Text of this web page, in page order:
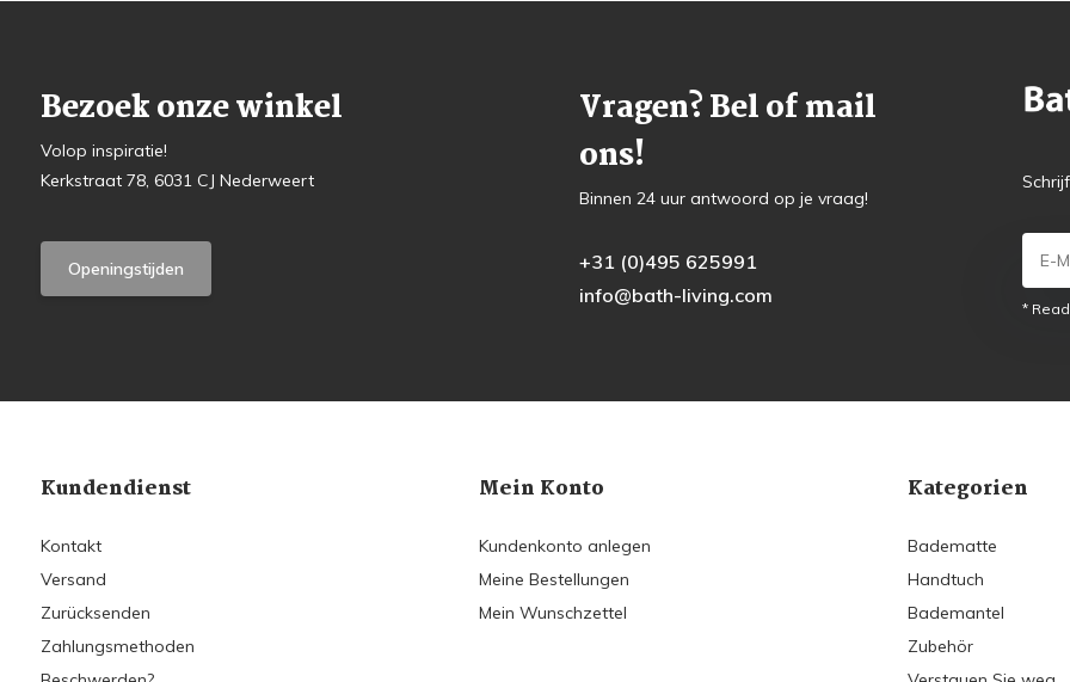
Bezoek onze winkel
Volop inspiratie!
Kerkstraat 78, 6031 CJ Nederweert
Openingstijden
Vragen? Bel of mail
ons!
Binnen 24 uur antwoord op je vraag!
+31 (0)495 625991
info@bath-living.com
*
Kundendienst
Kontakt
Versand
Zurücksenden
Zahlungsmethoden
Mein Konto
Kundenkonto anlegen
Meine Bestellungen
Mein Wunschzettel
Kategorien
Badematte
Handtuch
Bademantel
Zubehör